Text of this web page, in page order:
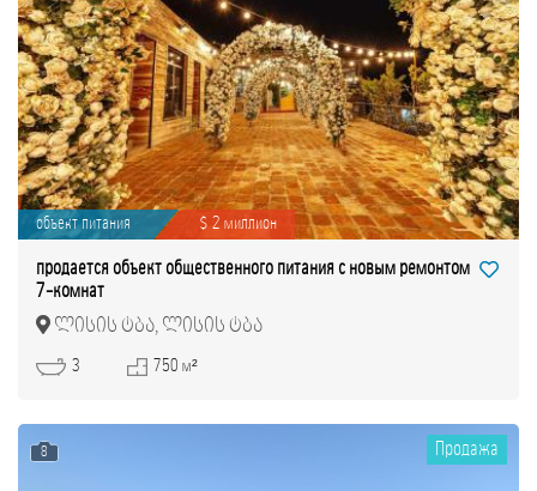
объект питания $ 2 миллион
продается объект общественного питания с новым ремонтом
7-комнат
ლისის ტბა, ლისის ტბა
3 750 м²
8 Продажа